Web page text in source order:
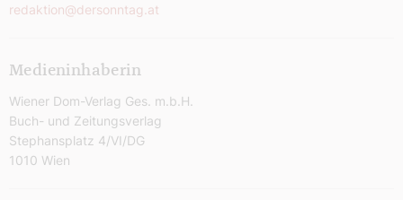
redaktion@dersonntag.at
Medieninhaberin
Wiener Dom-Verlag Ges. m.b.H.
Buch- und Zeitungsverlag
Stephansplatz 4/VI/DG
1010 Wien